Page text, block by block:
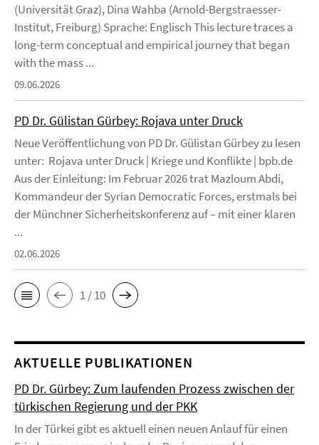
(Universität Graz), Dina Wahba (Arnold-Bergstraesser-
Institut, Freiburg) Sprache: Englisch This lecture traces a
long-term conceptual and empirical journey that began
with the mass ...
09.06.2026
PD Dr. Gülistan Gürbey: Rojava unter Druck
Neue Veröffentlichung von PD Dr. Gülistan Gürbey zu lesen
unter: Rojava unter Druck | Kriege und Konflikte | bpb.de
Aus der Einleitung: Im Februar 2026 trat Mazloum Abdi,
Kommandeur der Syrian Democratic Forces, erstmals bei
der Münchner Sicherheitskonferenz auf – mit einer klaren
...
02.06.2026
1 / 10
AKTUELLE PUBLIKATIONEN
PD Dr. Gürbey: Zum laufenden Prozess zwischen der
türkischen Regierung und der PKK
In der Türkei gibt es aktuell einen neuen Anlauf für einen